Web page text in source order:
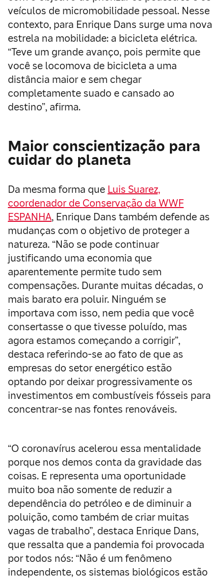
veículos de micromobilidade pessoal. Nesse
contexto, para Enrique Dans surge uma nova
estrela na mobilidade: a bicicleta elétrica.
“Teve um grande avanço, pois permite que
você se locomova de bicicleta a uma
distância maior e sem chegar
completamente suado e cansado ao
destino”, afirma.
Maior conscientização para
cuidar do planeta
Da mesma forma que Luis Suarez,
coordenador de Conservação da WWF
ESPANHA, Enrique Dans também defende as
mudanças com o objetivo de proteger a
natureza. “Não se pode continuar
justificando uma economia que
aparentemente permite tudo sem
compensações. Durante muitas décadas, o
mais barato era poluir. Ninguém se
importava com isso, nem pedia que você
consertasse o que tivesse poluído, mas
agora estamos começando a corrigir”,
destaca referindo-se ao fato de que as
empresas do setor energético estão
optando por deixar progressivamente os
investimentos em combustíveis fósseis para
concentrar-se nas fontes renováveis.
“O coronavírus acelerou essa mentalidade
porque nos demos conta da gravidade das
coisas. E representa uma oportunidade
muito boa não somente de reduzir a
dependência do petróleo e de diminuir a
poluição, como também de criar muitas
vagas de trabalho”, destaca Enrique Dans,
que ressalta que a pandemia foi provocada
por todos nós: “Não é um fenômeno
independente, os sistemas biológicos estão